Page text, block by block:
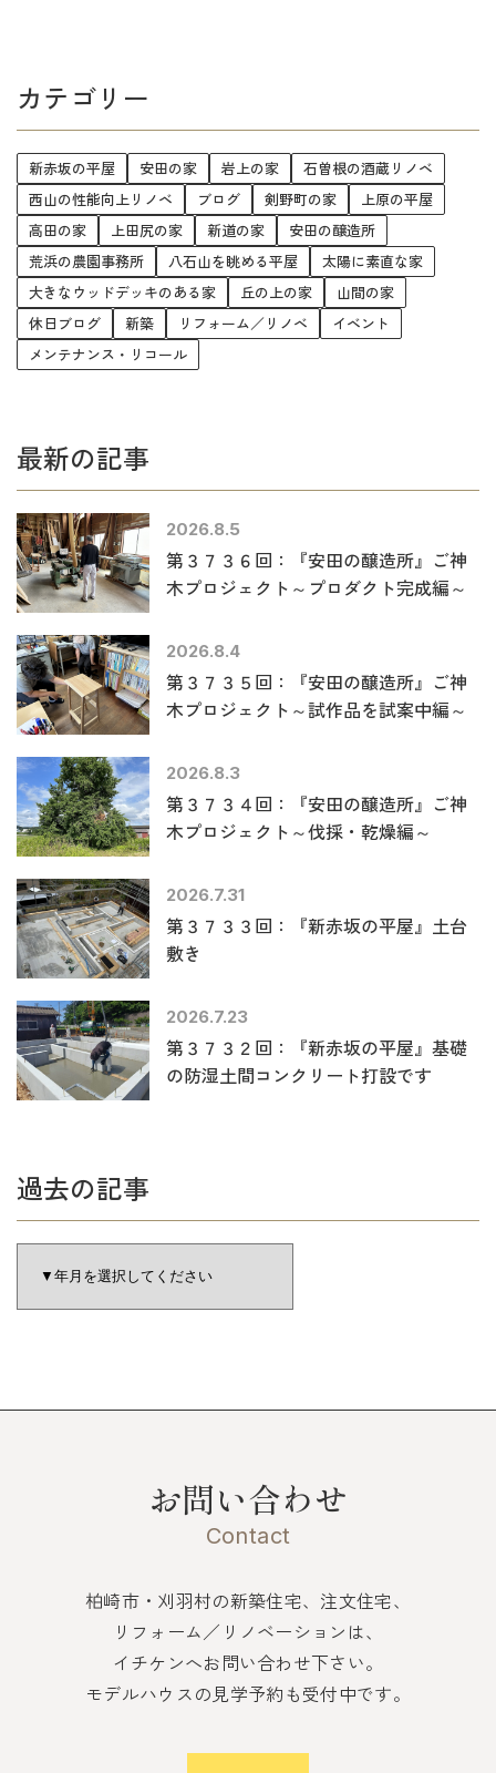
カテゴリー
新赤坂の平屋 安田の家 岩上の家
石曽根の酒蔵リノベ
西山の性能向上リノベ
ブログ 剣野町の家
上原の平屋
高田の家
上田尻の家 新道の家
安田の醸造所
荒浜の農園事務所
八石山を眺める平屋
太陽に素直な家
大きなウッドデッキのある家
丘の上の家
山間の家
休日ブログ
新築 リフォーム／リノベ
イベント
メンテナンス・リコール
最新の記事
2026.8.5
第３７３６回：『安田の醸造所』ご神
木プロジェクト～プロダクト完成編～
2026.8.4
第３７３５回：『安田の醸造所』ご神
木プロジェクト～試作品を試案中編～
2026.8.3
第３７３４回：『安田の醸造所』ご神
木プロジェクト～伐採・乾燥編～
2026.7.31
第３７３３回：『新赤坂の平屋』土台
敷き
2026.7.23
第３７３２回：『新赤坂の平屋』基礎
の防湿土間コンクリート打設です
過去の記事
お問い合わせ
Contact
柏崎市・刈羽村の新築住宅、注文住宅、
リフォーム／リノベーションは、
イチケンへお問い合わせ下さい。
モデルハウスの見学予約も受付中です。